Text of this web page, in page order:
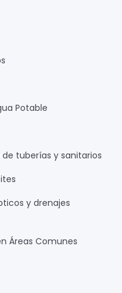
Potable
tuberías y sanitarios
y drenajes
Áreas Comunes